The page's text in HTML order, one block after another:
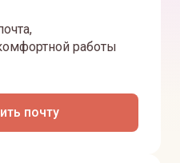
работы
почту